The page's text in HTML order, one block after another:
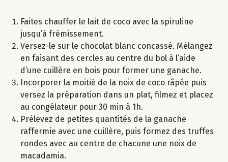
Faites chauffer le lait de coco avec la spiruline
jusqu’à frémissement.
Versez-le sur le chocolat blanc concassé. Mélangez
en faisant des cercles au centre du bol à l’aide
d’une cuillère en bois pour former une ganache.
Incorporer la moitié de la noix de coco râpée puis
versez la préparation dans un plat, filmez et placez
au congélateur pour 30 min à 1h.
Prélevez de petites quantités de la ganache
raffermie avec une cuillère, puis formez des truffes
rondes avec au centre de chacune une noix de
macadamia.